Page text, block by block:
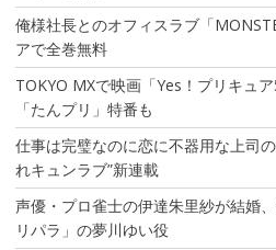
俺様社長とのオフィスラブ「
アで全巻無料
TOKYO MXで映画「Yes！プリキュ
「たんプリ」特番も
仕事は完璧なのに恋に不器用な上司
れキュンラブ”新連載
声優・プロ雀士の伊達朱里紗が結婚
リパラ」の夢川ゆい役